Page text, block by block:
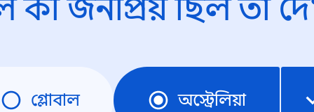
কী জনপ্রিয় ছিল তা
গ্লোবাল অস্ট্রেলিয়া